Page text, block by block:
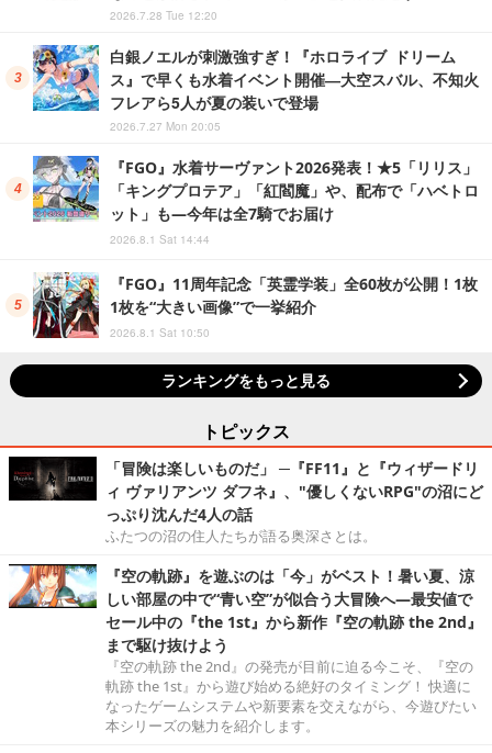
2026.7.28 Tue 12:20
白銀ノエルが刺激強すぎ！『ホロライブ ドリーム
ス』で早くも水着イベント開催―大空スバル、不知火
フレアら5人が夏の装いで登場
2026.7.27 Mon 20:05
『FGO』水着サーヴァント2026発表！★5「リリス」
「キングプロテア」「紅閻魔」や、配布で「ハベトロ
ット」も―今年は全7騎でお届け
2026.8.1 Sat 14:44
『FGO』11周年記念「英霊学装」全60枚が公開！1枚
1枚を“大きい画像”で一挙紹介
2026.8.1 Sat 10:50
ランキングをもっと見る
トピックス
「冒険は楽しいものだ」 ─『FF11』と『ウィザードリ
ィ ヴァリアンツ ダフネ』、"優しくないRPG"の沼にど
っぷり沈んだ4人の話
ふたつの沼の住人たちが語る奥深さとは。
『空の軌跡』を遊ぶのは「今」がベスト！暑い夏、涼
しい部屋の中で“青い空”が似合う大冒険へ―最安値で
セール中の『the 1st』から新作『空の軌跡 the 2nd』
まで駆け抜けよう
『空の軌跡 the 2nd』の発売が目前に迫る今こそ、『空の
軌跡 the 1st』から遊び始める絶好のタイミング！ 快適に
なったゲームシステムや新要素を交えながら、今遊びたい
本シリーズの魅力を紹介します。